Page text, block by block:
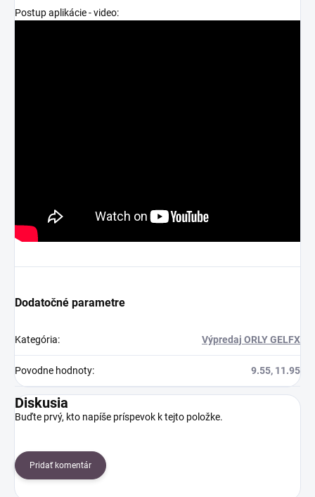
Postup aplikácie - video:
Dodatočné parametre
Kategória: Výpredaj ORLY GELFX
Povodne hodnoty: 9.55, 11.95
Diskusia
Buďte prvý, kto napíše príspevok k tejto položke.
Pridať komentár